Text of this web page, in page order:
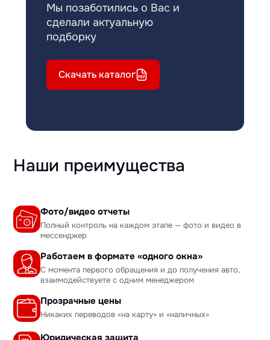
Мы позаботились о Вас и
сделали актуальную
подборку
Скачать каталог
Наши преимущества
Фото/видео отчеты
Полный контроль на каждом этапе — фото и видео в
мессенджер
Работаем в формате «одного окна»
С момента первого обращения и до получения авто,
взаимодействуете с одним менеджером
Прозрачные цены
Никаких переводов «на карту» и «наличных»
Юридическая защита